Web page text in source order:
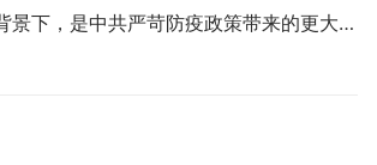
景下，是中共严苛防疫政策带来的更大…